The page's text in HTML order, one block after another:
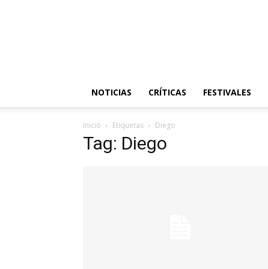
NOTICIAS CRÍTICAS FESTIVALES
Inicio Etiquetas Diego
Tag: Diego